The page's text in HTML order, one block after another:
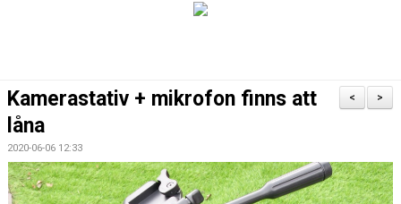
IDROTT OCH NPF
SCHEMA ALLA LAG
>
<
Kamerastativ + mikrofon finns att
låna
2020-06-06 12:33